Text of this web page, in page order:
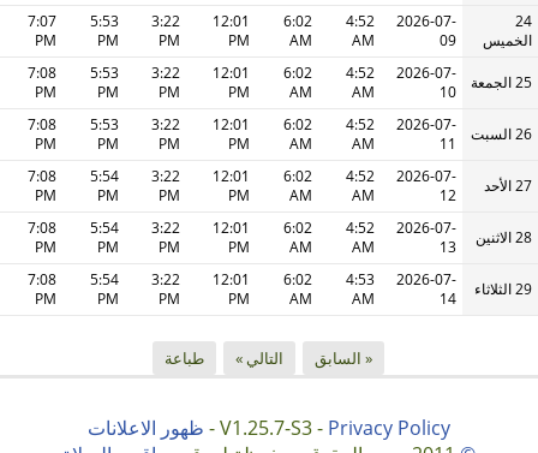
24
الخميس
2026-07-
09
4:52
AM
6:02
AM
12:01
PM
3:22
PM
5:53
PM
7:07
PM
25 الجمعة
2026-07-
10
4:52
AM
6:02
AM
12:01
PM
3:22
PM
5:53
PM
7:08
PM
26 السبت
2026-07-
11
4:52
AM
6:02
AM
12:01
PM
3:22
PM
5:53
PM
7:08
PM
27 الأحد
2026-07-
12
4:52
AM
6:02
AM
12:01
PM
3:22
PM
5:54
PM
7:08
PM
28 الاثنين
2026-07-
13
4:52
AM
6:02
AM
12:01
PM
3:22
PM
5:54
PM
7:08
PM
29 الثلاثاء
2026-07-
14
4:53
AM
6:02
AM
12:01
PM
3:22
PM
5:54
PM
7:08
PM
« السابق التالي » طباعة
V1.25.7-S3 - Privacy Policy
- ظهور الاعلانات